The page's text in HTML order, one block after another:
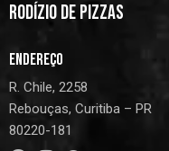
RODÍZIO DE PIZZAS
ENDEREÇO
R. Chile, 2258
Rebouças, Curitiba – PR
80220-181